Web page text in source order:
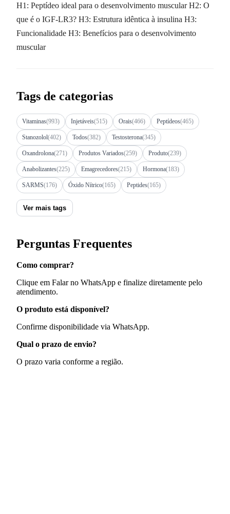
H1: Peptídeo ideal para o desenvolvimento muscular H2: O
que é o IGF-LR3? H3: Estrutura idêntica à insulina H3:
Funcionalidade H3: Benefícios para o desenvolvimento
muscular
Tags de categorias
Vitaminas(993) Injetáveis(515) Orais(466) Peptídeos(465)
Stanozolol(402) Todos(382) Testosterona(345)
Oxandrolona(271) Produtos Variados(259) Produto(239)
Anabolizantes(225) Emagrecedores(215) Hormona(183)
SARMS(176) Óxido Nítrico(165) Peptides(165)
Ver mais tags
Perguntas Frequentes
Como comprar?
Clique em Falar no WhatsApp e finalize diretamente pelo
atendimento.
O produto está disponível?
Confirme disponibilidade via WhatsApp.
Qual o prazo de envio?
O prazo varia conforme a região.